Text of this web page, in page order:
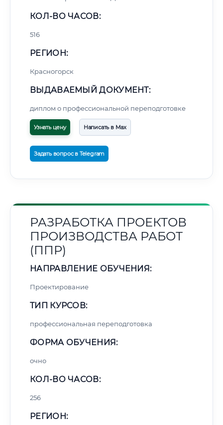
КОЛ-ВО ЧАСОВ:
516
РЕГИОН:
Красногорск
ВЫДАВАЕМЫЙ ДОКУМЕНТ:
диплом о профессиональной переподготовке
Узнать цену Написать в Max
Задать вопрос в Telegram
РАЗРАБОТКА ПРОЕКТОВ
ПРОИЗВОДСТВА РАБОТ
(ППР)
НАПРАВЛЕНИЕ ОБУЧЕНИЯ:
Проектирование
ТИП КУРСОВ:
профессиональная переподготовка
ФОРМА ОБУЧЕНИЯ:
очно
КОЛ-ВО ЧАСОВ:
256
РЕГИОН: